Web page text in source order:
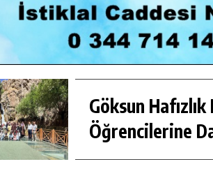
Göksun Hafızlık
Öğrencilerine
GÜNLÜK HABER AKIŞI
HAFIZLIK KIZ KUR’AN KURSU
DARENDE GEZISI.